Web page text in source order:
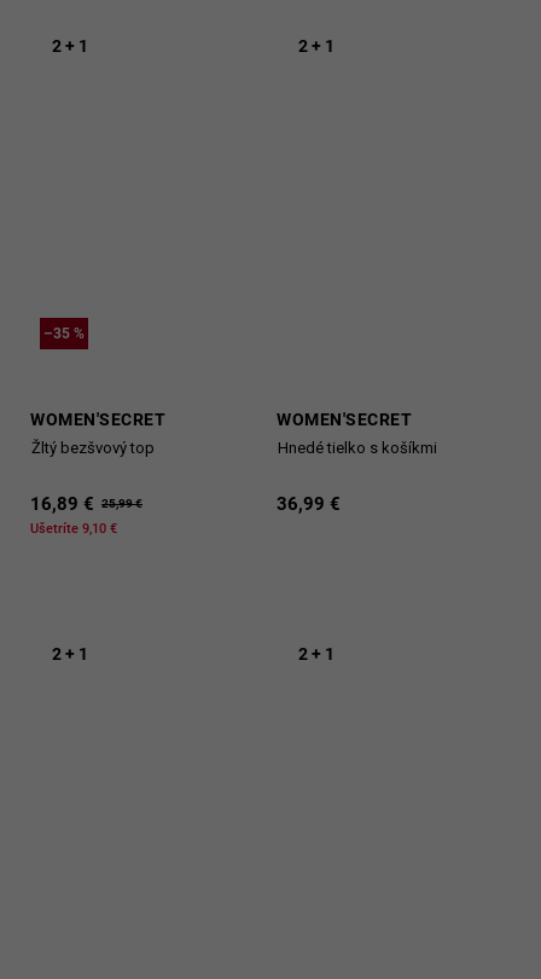
2 + 1
–35 %
WOMEN'SECRET
Žltý bezšvový top
16,89 € 25,99 €
Ušetríte 9,10 €
2 + 1
WOMEN'SECRET
Hnedé tielko s košíkmi
36,99 €
2 + 1 2 + 1